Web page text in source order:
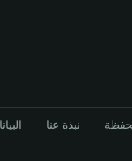
نبذة عنا